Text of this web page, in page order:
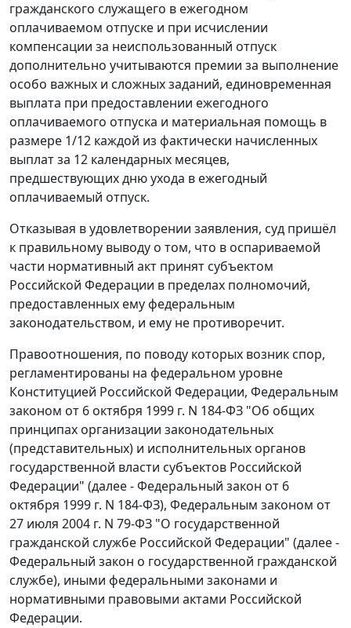
гражданского служащего в ежегодном
оплачиваемом отпуске и при исчислении
компенсации за неиспользованный отпуск
дополнительно учитываются премии за выполнение
особо важных и сложных заданий, единовременная
выплата при предоставлении ежегодного
оплачиваемого отпуска и материальная помощь в
размере 1/12 каждой из фактически начисленных
выплат за 12 календарных месяцев,
предшествующих дню ухода в ежегодный
оплачиваемый отпуск.
Отказывая в удовлетворении заявления, суд пришёл
к правильному выводу о том, что в оспариваемой
части нормативный акт принят субъектом
Российской Федерации в пределах полномочий,
предоставленных ему федеральным
законодательством, и ему не противоречит.
Правоотношения, по поводу которых возник спор,
регламентированы на федеральном уровне
Конституцией Российской Федерации, Федеральным
законом от 6 октября 1999 г. N 184-ФЗ "Об общих
принципах организации законодательных
(представительных) и исполнительных органов
государственной власти субъектов Российской
Федерации" (далее - Федеральный закон от 6
октября 1999 г. N 184-ФЗ), Федеральным законом от
27 июля 2004 г. N 79-ФЗ "О государственной
гражданской службе Российской Федерации" (далее -
Федеральный закон о государственной гражданской
службе), иными федеральными законами и
нормативными правовыми актами Российской
Федерации.